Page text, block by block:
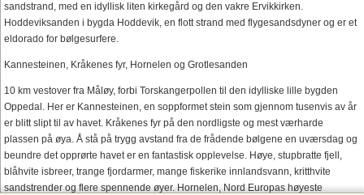
sandstrand, med en idyllisk liten kirkegård og den vakre Ervikkirken.
Hoddeviksanden i bygda Hoddevik, en flott strand med flygesandsdyner og er et
eldorado for bølgesurfere.
Kannesteinen, Kråkenes fyr, Hornelen og Grotlesanden
10 km vestover fra Måløy, forbi Torskangerpollen til den idylliske lille bygden
Oppedal. Her er Kannesteinen, en soppformet stein som gjennom tusenvis av år
er blitt slipt til av havet. Kråkenes fyr på den nordligste og mest værharde
plassen på øya. Å stå på trygg avstand fra de frådende bølgene en uværsdag og
beundre det opprørte havet er en fantastisk opplevelse. Høye, stupbratte fjell,
blåhvite isbreer, trange fjordarmer, mange fiskerike innlandsvann, kritthvite
sandstrender og flere spennende øyer. Hornelen, Nord Europas høyeste